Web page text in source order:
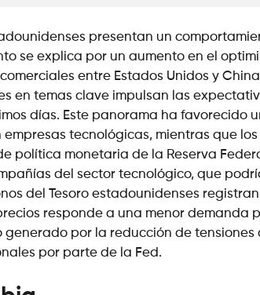
presentan un
se explica por un aumento en el
entre Estados Unidos y
en temas clave impulsan las
días. Este panorama ha favorecido
empresas tecnológicas, mientras que
política monetaria de la Reserva
del sector tecnológico, que
del Tesoro estadounidenses
responde a una menor demanda
por la reducción de
por parte de la Fed.